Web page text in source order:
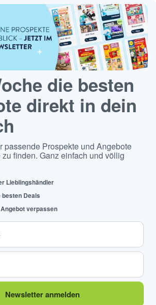
die besten
direkt in dein
passende Prospekte und Angebote
finden. Ganz einfach und völlig
Lieblingshändler
Deals
verpassen
Newsletter anmelden